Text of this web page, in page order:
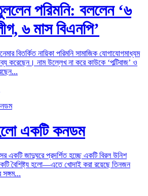
পরিমনি: বললেন ‘৬
৬ মাস বিএনপি’
বিতর্কিত নায়িকা পরিমনি সামাজিক যোগাযোগমাধ্যম
করেছেন। নাম উল্লেখ না করে কাউকে ‘পল্টিবাজ’ ও
একটি কনডম
একটি জাদুঘরে প্রদর্শিত হচ্ছে একটি বিরল উনিশ
বৈশিষ্ট্য হলো—এতে খোদাই করা রয়েছে তিনজন
সঙ্গম...